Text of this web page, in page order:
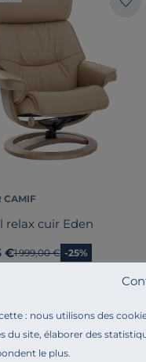
: nous utilisons des
site, élaborer des
le plus.
CAMIF
relax cuir Eden
€Ancien prix
1 999,00 € -25%